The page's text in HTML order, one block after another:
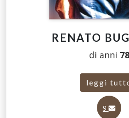
RENATO
di anni 78
leggi
9